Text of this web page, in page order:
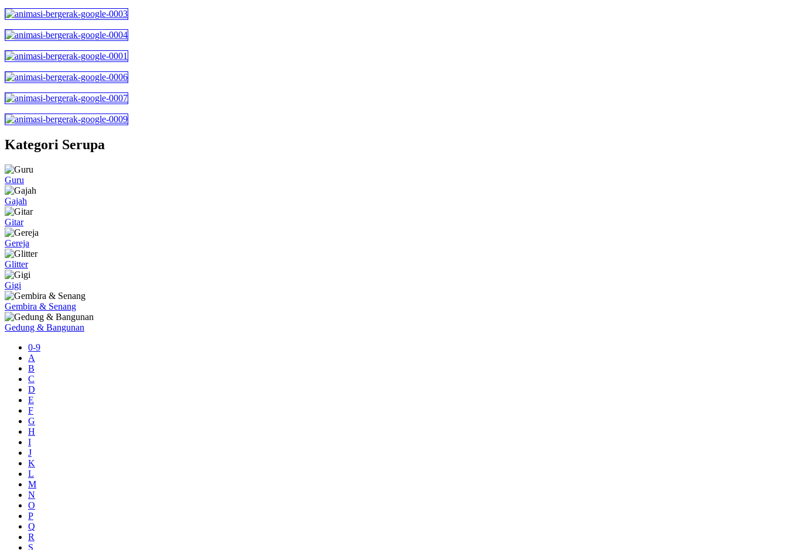
Kategori Serupa
Guru
Gajah
Gitar
Gereja
Glitter
Gigi
Gembira & Senang
Gedung & Bangunan
0-9
A
B
C
D
E
F
G
H
I
J
K
L
M
N
O
P
Q
R
S